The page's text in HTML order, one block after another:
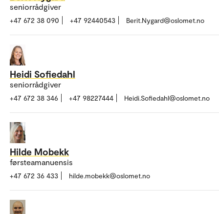
seniorrådgiver
+47 672 38 090 +47 92440543 Berit.Nygard@oslomet.no
Heidi Sofiedahl
seniorrådgiver
+47 672 38 346 +47 98227444 Heidi.Sofiedahl@oslomet.no
Hilde Mobekk
førsteamanuensis
+47 672 36 433 hilde.mobekk@oslomet.no